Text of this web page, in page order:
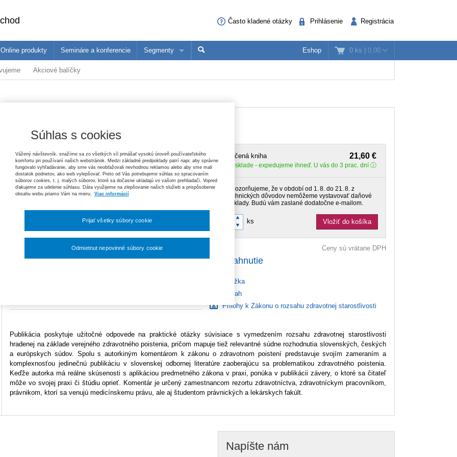
Často kladené otázky Prihlásenie Registrácia
0 ks | 0,00
Eshop
produkty
Zákon o priestupkoch – komentár, 3. vydanie
Helena Spišiaková
79,80 €
Ochrana základných práv
Tomáš Ľalík, Ján Svák, Lívia Trellová, Vincent Bujňák
26,40 €
Pracovné právo v poznámkach s príkladmi, 3. vydanie
33,60 €
Online produkty Semináre a konferencie Segmenty
ponúkame profesionálom z vašej oblasti
Manažéri Verejná správa
Akciové balíčky
– komentár
21,60 €
Tlačená kniha
Na sklade - expedujeme ihneď. U vás do 3 prac. dní
Upozorňujeme, že v období od 1. 8. do 21. 8. z
technických dôvodov nemôžeme vystavovať daňové
doklady. Budú vám zaslané dodatočne e‑mailom.
ks Vložiť do košíka
Ceny sú vrátane DPH
Na stiahnutie
Ukážka
Obsah
Prílohy k Zákonu o rozsahu zdravotnej starostlivosti
Vydavateľ Wolters Kluwer
Autor Katarína Fedorová
Typ publikácie komentár
Dátum vydania 7/2023
192
Publikácia poskytuje užitočné odpovede na praktické otázky súvisiace s vymedzením rozsahu zdravotnej starostlivosti
hradenej na základe verejného zdravotného poistenia, pričom mapuje tiež relevantné súdne rozhodnutia slovenských, českých
a európskych súdov. Spolu s autorkiným komentárom k zákonu o zdravotnom poistení predstavuje svojím zameraním a
komplexnosťou jedinečnú publikáciu v slovenskej odbornej literatúre zaoberajúcu sa problematikou zdravotného poistenia.
Keďže autorka má reálne skúsenosti s aplikáciou predmetného zákona v praxi, ponúka v publikácii závery, o ktoré sa čitateľ
môže vo svojej praxi či štúdiu oprieť. Komentár je určený zamestnancom rezortu zdravotníctva, zdravotníckym pracovníkom,
právnikom, ktorí sa venujú medicínskemu právu, ale aj študentom právnických a lekárskych fakúlt.
Napíšte nám
Súhlas s cookies
Vážený návštevník, snažíme sa zo všetkých síl prinášať vysokú úroveň používateľského
komfortu pri používaní našich webstránok. Medzi základné predpoklady patrí napr. aby správne
fungovalo vyhľadávanie, aby sme vás neobťažovali nevhodnou reklamou alebo aby sme mali
dostatok podnetov, ako web vylepšovať. Preto od Vás potrebujeme súhlas so spracovaním
súborov cookies, t. j. malých súborov, ktoré sa dočasne ukladajú vo vašom prehliadači. Vopred
ďakujeme za udelenie súhlasu. Dáta využijeme na zlepšovanie našich služieb a prispôsobenie
obsahu webu priamo Vám na mieru.
Viac informácií
Odmietnut nepovinné súbory cookie
Prijať všetky súbory cookie